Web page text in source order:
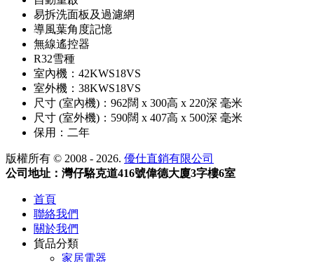
易拆洗面板及過濾網
導風葉角度記憶
無線遙控器
R32雪種
室內機：42KWS18VS
室外機：38KWS18VS
尺寸 (室內機)：962闊 x 300高 x 220深 毫米
尺寸 (室外機)：590闊 x 407高 x 500深 毫米
保用：二年
版權所有 © 2008 - 2026. 優仕直銷有限公司
公司地址：灣仔駱克道416號偉德大廈3字樓6室
首頁
聯絡我們
關於我們
貨品分類
家居電器